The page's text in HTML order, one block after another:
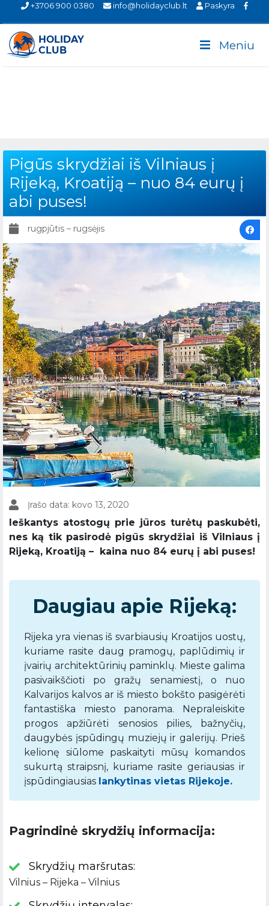
+3706 900 0380 info@holidayclub.lt Paskyra
Meniu
Pigūs skrydžiai iš Vilniaus į
Rijeką, Kroatiją – nuo 84 eurų į
abi puses!
rugpjūtis – rugsėjis
Įrašo data: kovo 13, 2020
Ieškantys atostogų prie jūros turėtų paskubėti,
nes ką tik pasirodė pigūs skrydžiai iš Vilniaus į
Rijeką, Kroatiją – kaina nuo 84 eurų į abi puses!
Daugiau apie Rijeką:
Rijeka yra vienas iš svarbiausių Kroatijos uostų,
kuriame rasite daug pramogų, paplūdimių ir
įvairių architektūrinių paminklų. Mieste galima
pasivaikščioti po gražų senamiestį, o nuo
Kalvarijos kalvos ar iš miesto bokšto pasigėrėti
fantastiška miesto panorama. Nepraleiskite
progos apžiūrėti senosios pilies, bažnyčių,
daugybės įspūdingų muziejų ir galerijų. Prieš
kelionę siūlome paskaityti mūsų komandos
sukurtą straipsnį, kuriame rasite geriausias ir
įspūdingiausias lankytinas vietas Rijekoje.
Pagrindinė skrydžių informacija:
Skrydžių maršrutas:
Vilnius – Rijeka – Vilnius